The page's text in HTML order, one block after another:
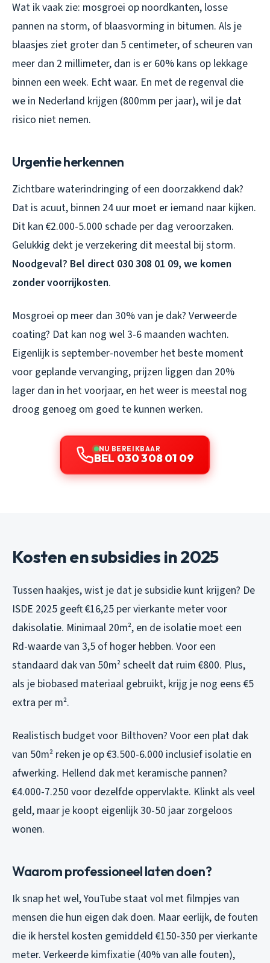
Wat ik vaak zie: mosgroei op noordkanten, losse
pannen na storm, of blaasvorming in bitumen. Als je
blaasjes ziet groter dan 5 centimeter, of scheuren van
meer dan 2 millimeter, dan is er 60% kans op lekkage
binnen een week. Echt waar. En met de regenval die
we in Nederland krijgen (800mm per jaar), wil je dat
risico niet nemen.
Urgentie herkennen
Zichtbare waterindringing of een doorzakkend dak?
Dat is acuut, binnen 24 uur moet er iemand naar kijken.
Dit kan €2.000-5.000 schade per dag veroorzaken.
Gelukkig dekt je verzekering dit meestal bij storm.
Noodgeval? Bel direct 030 308 01 09, we komen
zonder voorrijkosten.
Mosgroei op meer dan 30% van je dak? Verweerde
coating? Dat kan nog wel 3-6 maanden wachten.
Eigenlijk is september-november het beste moment
voor geplande vervanging, prijzen liggen dan 20%
lager dan in het voorjaar, en het weer is meestal nog
droog genoeg om goed te kunnen werken.
NU BEREIKBAAR
BEL 030 308 01 09
Kosten en subsidies in 2025
Tussen haakjes, wist je dat je subsidie kunt krijgen? De
ISDE 2025 geeft €16,25 per vierkante meter voor
dakisolatie. Minimaal 20m², en de isolatie moet een
Rd-waarde van 3,5 of hoger hebben. Voor een
standaard dak van 50m² scheelt dat ruim €800. Plus,
als je biobased materiaal gebruikt, krijg je nog eens €5
extra per m².
Realistisch budget voor Bilthoven? Voor een plat dak
van 50m² reken je op €3.500-6.000 inclusief isolatie en
afwerking. Hellend dak met keramische pannen?
€4.000-7.250 voor dezelfde oppervlakte. Klinkt als veel
geld, maar je koopt eigenlijk 30-50 jaar zorgeloos
wonen.
Waarom professioneel laten doen?
Ik snap het wel, YouTube staat vol met filmpjes van
mensen die hun eigen dak doen. Maar eerlijk, de fouten
die ik herstel kosten gemiddeld €150-350 per vierkante
meter. Verkeerde kimfixatie (40% van alle fouten),